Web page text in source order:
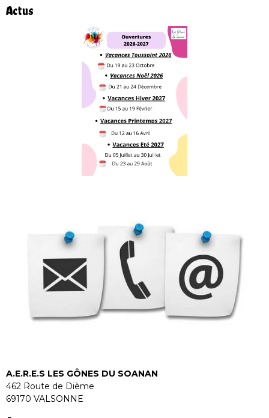
Actus
A.E.R.E.S LES GÔNES DU SOANAN
462 Route de Dième
69170 VALSONNE